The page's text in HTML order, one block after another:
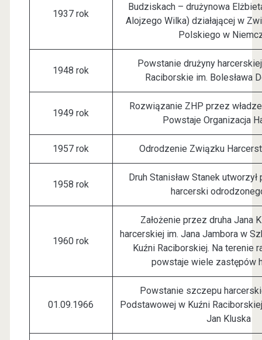
1937 rok
Budziskach – drużynowa
Alojzego Wilka) działającej w
Polskiego w
1948 rok
Powstanie drużyny
Raciborskie im. Bolesława
1949 rok
Rozwiązanie ZHP przez
Powstaje Organizacja
1957 rok Odrodzenie Związku
1958 rok
Druh Stanisław Stanek
harcerski
1960 rok
Założenie przez druha Jana
harcerskiej im. Jana Jambora w
Kuźni Raciborskiej. Na terenie
powstaje wiele zastępów
01.09.1966
Powstanie szczepu
Podstawowej w Kuźni
Jan Kluska